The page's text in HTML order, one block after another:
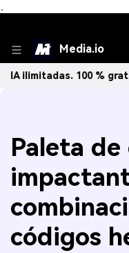
、
Media.io
100 % gratis!
Paleta de
códigos